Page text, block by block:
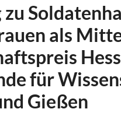
zu
als
für
Gießen